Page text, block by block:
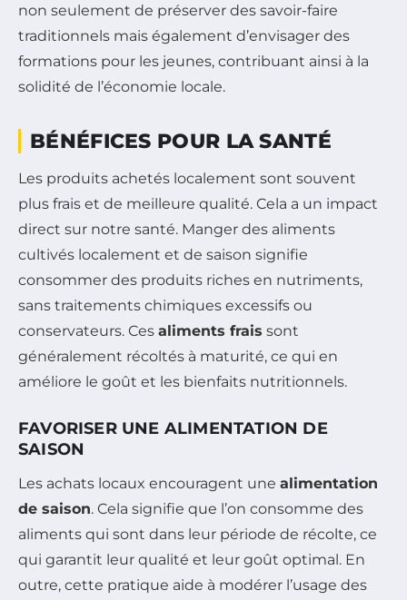
non seulement de préserver des savoir-faire
traditionnels mais également d’envisager des
formations pour les jeunes, contribuant ainsi à la
solidité de l’économie locale.
BÉNÉFICES POUR LA SANTÉ
Les produits achetés localement sont souvent
plus frais et de meilleure qualité. Cela a un impact
direct sur notre santé. Manger des aliments
cultivés localement et de saison signifie
consommer des produits riches en nutriments,
sans traitements chimiques excessifs ou
conservateurs. Ces aliments frais sont
généralement récoltés à maturité, ce qui en
améliore le goût et les bienfaits nutritionnels.
FAVORISER UNE ALIMENTATION DE
SAISON
Les achats locaux encouragent une alimentation
de saison. Cela signifie que l’on consomme des
aliments qui sont dans leur période de récolte, ce
qui garantit leur qualité et leur goût optimal. En
outre, cette pratique aide à modérer l’usage des